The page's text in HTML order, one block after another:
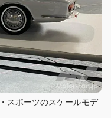
スポーツのスケールモデ